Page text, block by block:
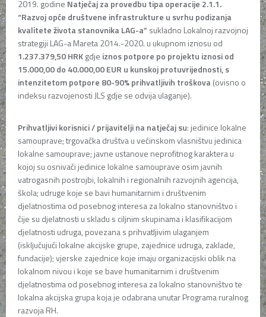
2019. godine Natječaj za provedbu tipa operacije 2.1.1.
“Razvoj opće društvene infrastrukture u svrhu podizanja
kvalitete života stanovnika LAG-a” sukladno Lokalnoj razvojnoj
strategiji LAG-a Mareta 2014.-2020. u ukupnom iznosu od
1.237.379,50 HRKgdje iznos potpore po projektu iznosi od
15.000,00 do 40.000,00 EUR u kunskoj protuvrijednosti, s
intenzitetom potpore 80-90% prihvatljivih troškova (ovisno o
indeksu razvojenosti JLS gdje se odvija ulaganje).
Prihvatljivi korisnici / prijavitelji na natječaj su: jedinice lokalne
samouprave; trgovačka društva u većinskom vlasništvu jedinica
lokalne samouprave; javne ustanove neprofitnog karaktera u
kojoj su osnivači jedinice lokalne samouprave osim javnih
vatrogasnih postrojbi, lokalnih i regionalnih razvojnih agencija,
škola; udruge koje se bavi humanitarnim i društvenim
djelatnostima od posebnog interesa za lokalno stanovništvo i
čije su djelatnosti u skladu s ciljnim skupinama i klasifikacijom
djelatnosti udruga, povezana s prihvatljivim ulaganjem
(isključujući lokalne akcijske grupe, zajednice udruga, zaklade,
fundacije); vjerske zajednice koje imaju organizacijski oblik na
lokalnom nivou i koje se bave humanitarnim i društvenim
djelatnostima od posebnog interesa za lokalno stanovništvo te
lokalna akcijska grupa koja je odabrana unutar Programa ruralnog
razvoja RH.